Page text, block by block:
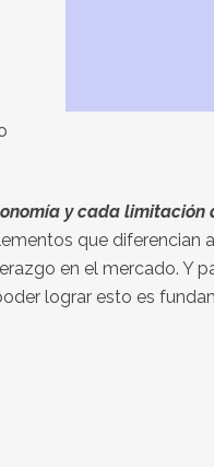
y cada
que diferencian
en el mercado. Y
lograr esto es